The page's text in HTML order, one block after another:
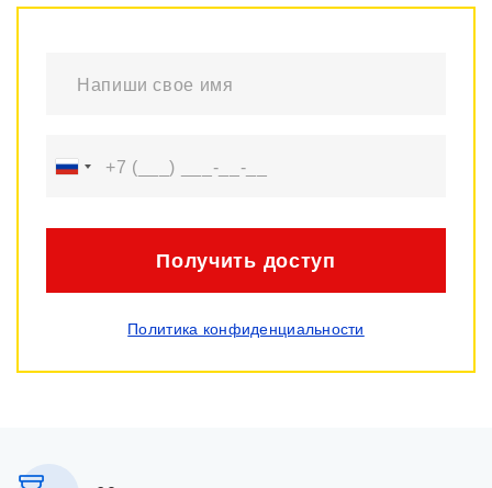
Получить доступ
Политика конфиденциальности